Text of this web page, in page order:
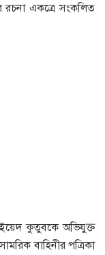
একত্রে সংকলিত
কুতুবকে অভিযুক্ত
বাহিনীর পত্রিকা